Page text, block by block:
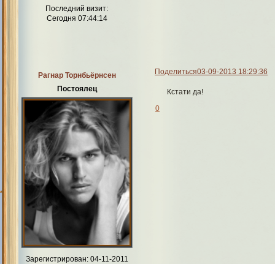
Последний визит:
Сегодня 07:44:14
Поделиться03-09-2013 18:29:36
Рагнар Торнбьёрнсен
Постоялец
Зарегистрирован: 04-11-2011
Кстати да!
0